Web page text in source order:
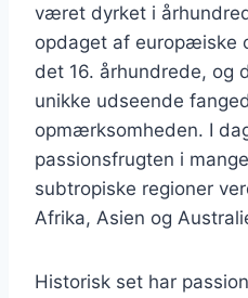
været dyrket i
opdaget af europæiske
det 16. århundrede, og
unikke udseende
opmærksomheden. I
passionsfrugten i
subtropiske regioner
Afrika, Asien og
Historisk set har